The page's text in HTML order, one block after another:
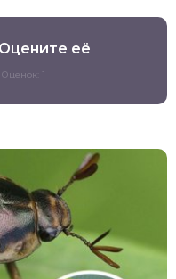
её
Оценок: 1